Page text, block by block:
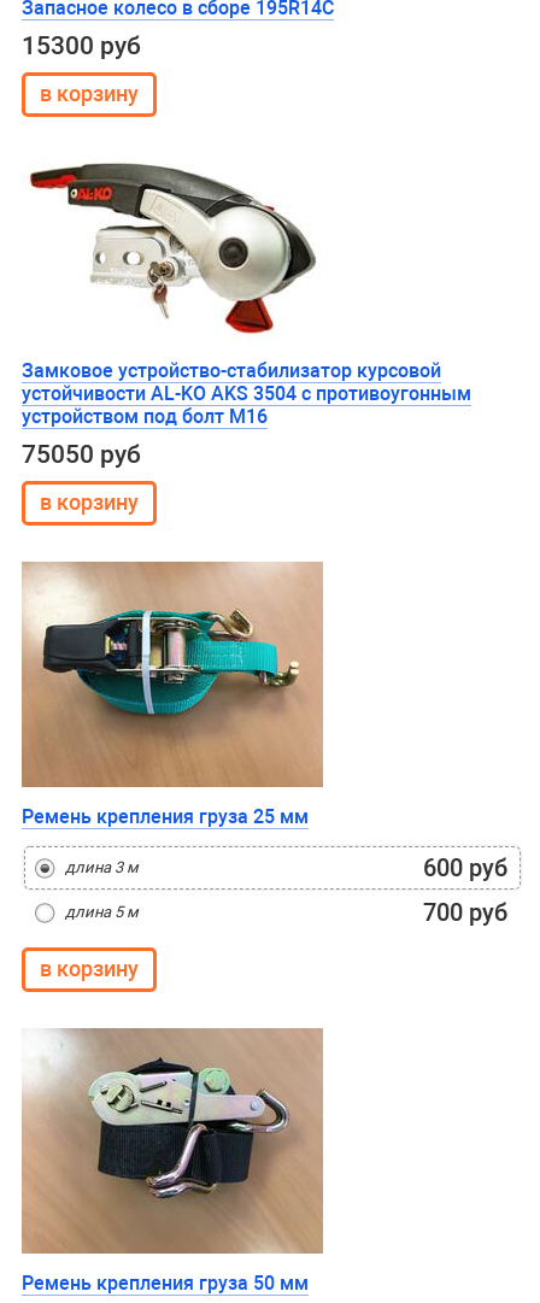
Запасное колесо в сборе 195R14C
15300 руб
Замковое устройство-стабилизатор курсовой
устойчивости AL-KO AKS 3504 с противоугонным
устройством под болт М16
75050 руб
Ремень крепления груза 25 мм
длина 3 м 600 руб
длина 5 м 700 руб
Ремень крепления груза 50 мм